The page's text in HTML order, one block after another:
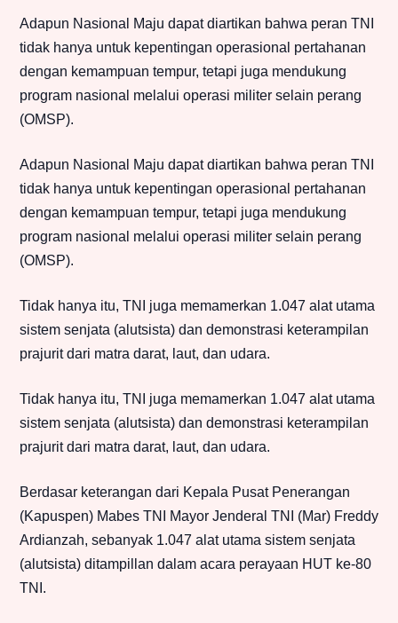
Adapun Nasional Maju dapat diartikan bahwa peran TNI
tidak hanya untuk kepentingan operasional pertahanan
dengan kemampuan tempur, tetapi juga mendukung
program nasional melalui operasi militer selain perang
(OMSP).
Adapun Nasional Maju dapat diartikan bahwa peran TNI
tidak hanya untuk kepentingan operasional pertahanan
dengan kemampuan tempur, tetapi juga mendukung
program nasional melalui operasi militer selain perang
(OMSP).
Tidak hanya itu, TNI juga memamerkan 1.047 alat utama
sistem senjata (alutsista) dan demonstrasi keterampilan
prajurit dari matra darat, laut, dan udara.
Tidak hanya itu, TNI juga memamerkan 1.047 alat utama
sistem senjata (alutsista) dan demonstrasi keterampilan
prajurit dari matra darat, laut, dan udara.
Berdasar keterangan dari Kepala Pusat Penerangan
(Kapuspen) Mabes TNI Mayor Jenderal TNI (Mar) Freddy
Ardianzah, sebanyak 1.047 alat utama sistem senjata
(alutsista) ditampillan dalam acara perayaan HUT ke-80
TNI.